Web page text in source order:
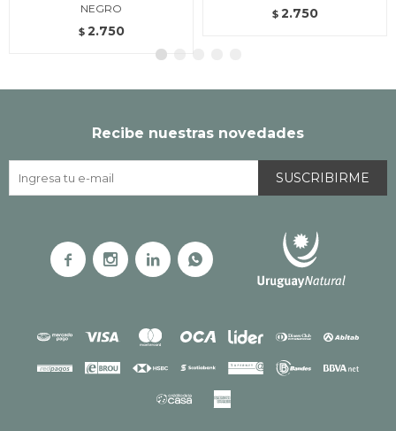
NEGRO
$ 2.750
$ 2.750
Recibe nuestras novedades
SUSCRIBIRME
   